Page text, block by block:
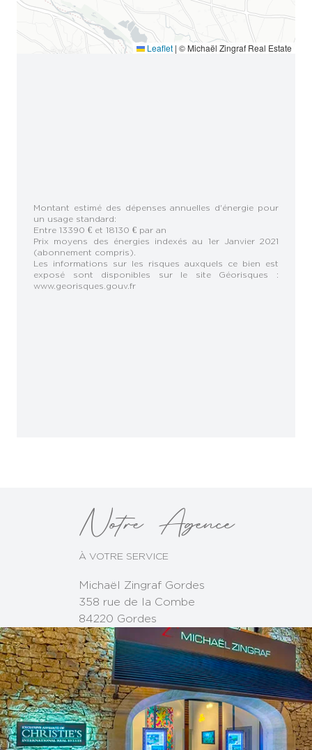
Leaflet | © Michaël Zingraf Real Estate
Montant estimé des dépenses annuelles d'énergie pour
un usage standard:
Entre 13390 € et 18130 € par an
Prix moyens des énergies indexés au 1er Janvier 2021
(abonnement compris).
Les informations sur les risques auxquels ce bien est
exposé sont disponibles sur le site Géorisques :
www.georisques.gouv.fr
Notre Agence
À VOTRE SERVICE
Michaël Zingraf Gordes
358 rue de la Combe
84220 Gordes